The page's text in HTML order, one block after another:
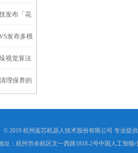
发布「花
发布多模
视觉算法
理保养的
© 2019 杭州蓝芯机器人技术股份有限公司 专业提供
址：杭州市余杭区文一西路1818-2号中国人工智能